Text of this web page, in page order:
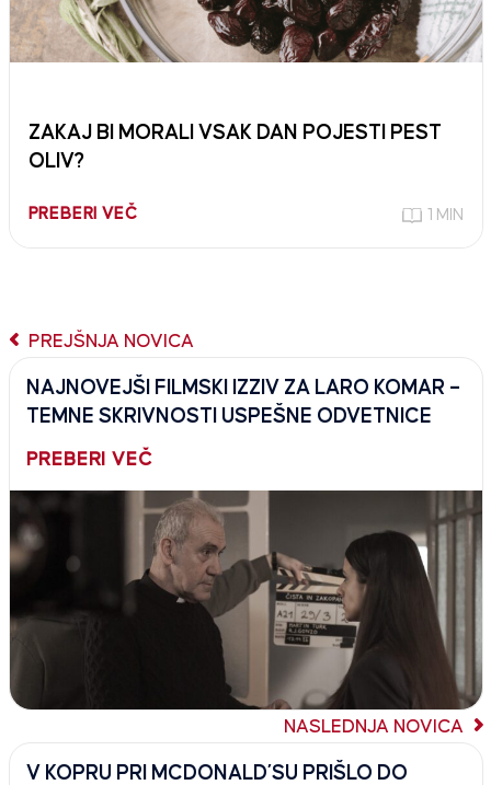
ZAKAJ BI MORALI VSAK DAN POJESTI PEST
OLIV?
PREBERI VEČ 1 MIN
PREJŠNJA NOVICA
NAJNOVEJŠI FILMSKI IZZIV ZA LARO KOMAR –
TEMNE SKRIVNOSTI USPEŠNE ODVETNICE
PREBERI VEČ
NASLEDNJA NOVICA
V KOPRU PRI MCDONALD’SU PRIŠLO DO